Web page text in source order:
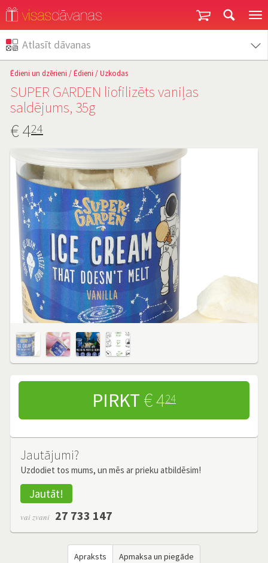
Atlasīt dāvanas
Ēdieni un dzērieni /Ēdieni /Uzkodas
SUPER GARDEN liofilizēts vaniļas
saldējums, 35g
€424
PIRKT € 424
Jautājumi?
Uzdodiet tos mums, un mēs ar prieku atbildēsim!
Jautāt!
vai zvani 27 733 147
Apraksts Apmaksa un piegāde